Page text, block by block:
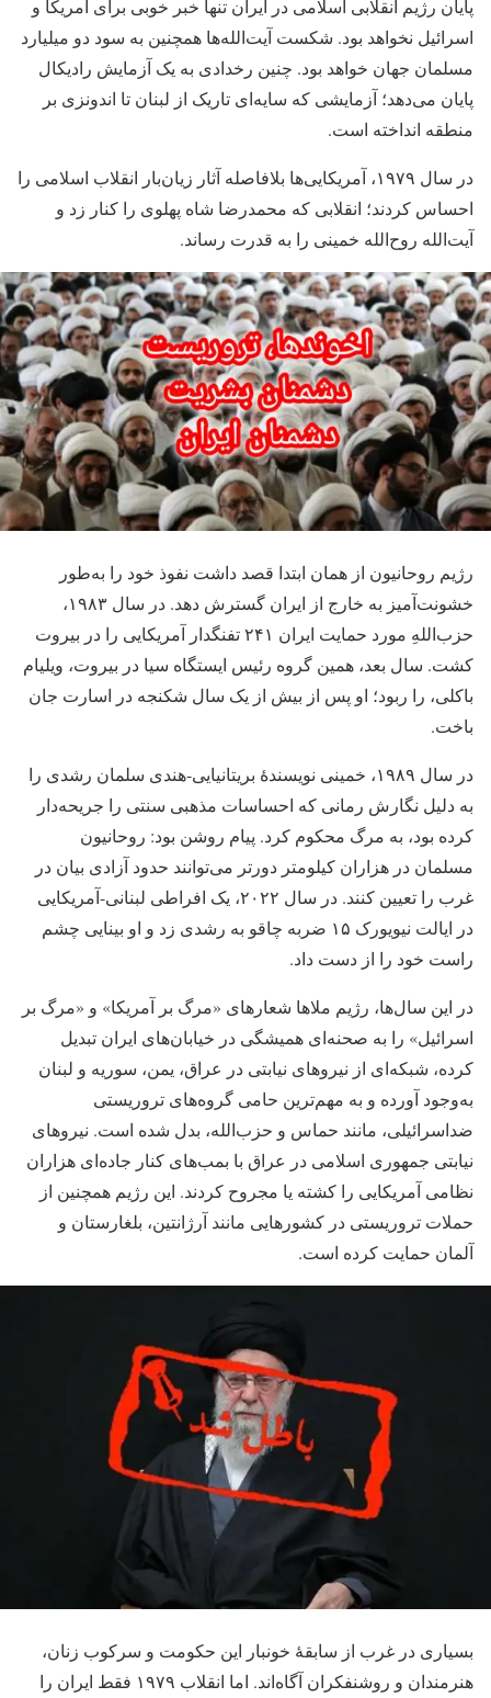
پایان رژیم انقلابی اسلامی در ایران تنها خبر خوبی برای آمریکا و
اسرائیل نخواهد بود. شکست آیت‌الله‌ها همچنین به سود دو میلیارد
مسلمان جهان خواهد بود. چنین رخدادی به یک آزمایش رادیکال
پایان می‌دهد؛ آزمایشی که سایه‌ای تاریک از لبنان تا اندونزی بر
منطقه انداخته است.
در سال ۱۹۷۹، آمریکایی‌ها بلافاصله آثار زیان‌بار انقلاب اسلامی را
احساس کردند؛ انقلابی که محمدرضا شاه پهلوی را کنار زد و
آیت‌الله روح‌الله خمینی را به قدرت رساند.
رژیم روحانیون از همان ابتدا قصد داشت نفوذ خود را به‌طور
خشونت‌آمیز به خارج از ایران گسترش دهد. در سال ۱۹۸۳،
حزب‌اللهِ مورد حمایت ایران ۲۴۱ تفنگدار آمریکایی را در بیروت
کشت. سال بعد، همین گروه رئیس ایستگاه سیا در بیروت، ویلیام
باکلی، را ربود؛ او پس از بیش از یک سال شکنجه در اسارت جان
باخت.
در سال ۱۹۸۹، خمینی نویسندهٔ بریتانیایی-هندی سلمان رشدی را
به دلیل نگارش رمانی که احساسات مذهبی سنتی را جریحه‌دار
کرده بود، به مرگ محکوم کرد. پیام روشن بود: روحانیون
مسلمان در هزاران کیلومتر دورتر می‌توانند حدود آزادی بیان در
غرب را تعیین کنند. در سال ۲۰۲۲، یک افراطی لبنانی-آمریکایی
در ایالت نیویورک ۱۵ ضربه چاقو به رشدی زد و او بینایی چشم
راست خود را از دست داد.
در این سال‌ها، رژیم ملاها شعارهای «مرگ بر آمریکا» و «مرگ بر
اسرائیل» را به صحنه‌ای همیشگی در خیابان‌های ایران تبدیل
کرده، شبکه‌ای از نیروهای نیابتی در عراق، یمن، سوریه و لبنان
به‌وجود آورده و به مهم‌ترین حامی گروه‌های تروریستی
ضداسرائیلی، مانند حماس و حزب‌الله، بدل شده است. نیروهای
نیابتی جمهوری اسلامی در عراق با بمب‌های کنار جاده‌ای هزاران
نظامی آمریکایی را کشته یا مجروح کردند. این رژیم همچنین از
حملات تروریستی در کشورهایی مانند آرژانتین، بلغارستان و
آلمان حمایت کرده است.
بسیاری در غرب از سابقهٔ خونبار این حکومت و سرکوب زنان،
هنرمندان و روشنفکران آگاه‌اند. اما انقلاب ۱۹۷۹ فقط ایران را